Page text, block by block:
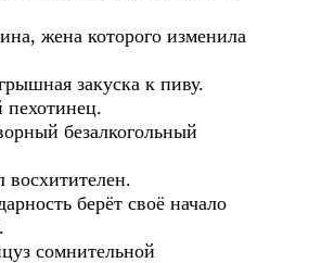
жена которого изменила
закуска к пиву.
пехотинец.
безалкогольный
берёт своё начало
сомнительной